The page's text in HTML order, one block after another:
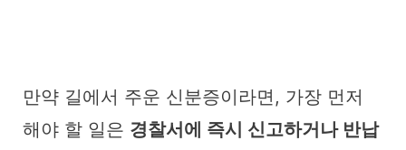
만약 길에서 주운 신분증이라면, 가장 먼저
해야 할 일은 경찰서에 즉시 신고하거나 반납